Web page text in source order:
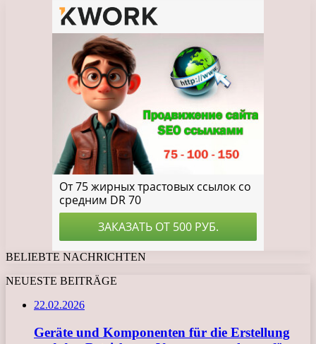
BELIEBTE NACHRICHTEN
NEUESTE BEITRÄGE
22.02.2026
Geräte und Komponenten für die Erstellung